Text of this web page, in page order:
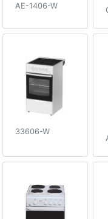
AE-1406-W
33606-W